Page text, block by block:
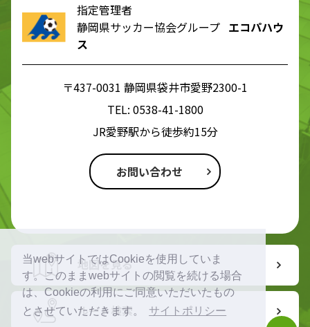
当webサイトではCookieを使用していま
す。このままwebサイトの閲覧を続ける場合
は、Cookieの利用にご同意いただいたもの
とさせていただきます。
サイトポリシー
指定管理者
静岡県サッカー協会グループ エコパハウ
ス
〒437-0031 静岡県袋井市愛野2300-1
TEL: 0538-41-1800
JR愛野駅から徒歩約15分
お問い合わせ
地図を見る
ルート検索